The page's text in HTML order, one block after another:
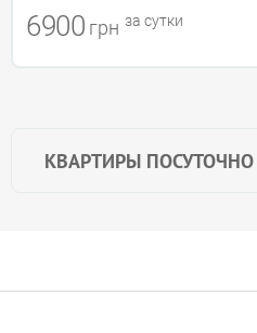
КВАРТИРЫ ПОСУТОЧНО
6900 грн за сутки